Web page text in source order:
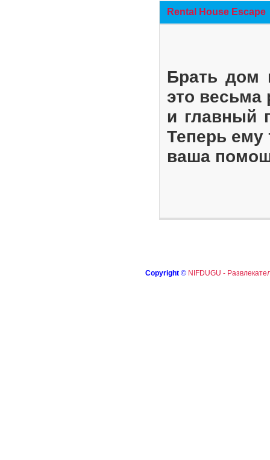
Rental House Escape
Брать дом
это весьма
и главный
Теперь ему
ваша
Copyright © NIFDUGU -